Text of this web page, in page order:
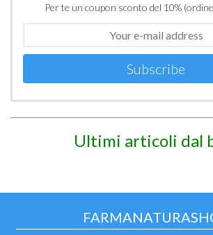
Per te un coupon sconto del 10%
Subscribe
Ultimi articoli dal